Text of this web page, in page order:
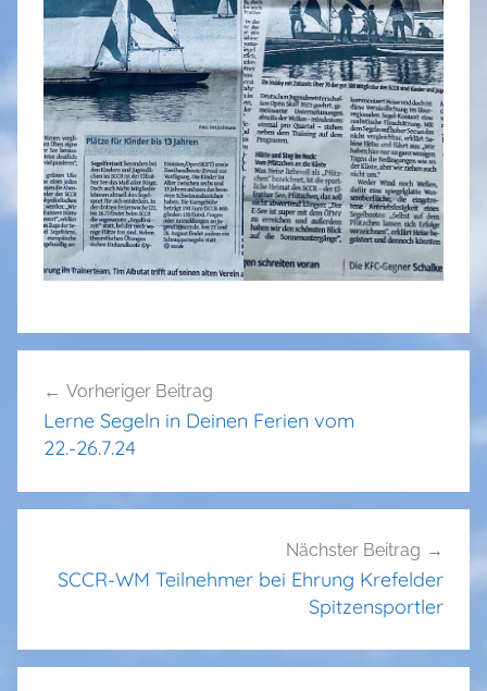
Vorheriger Beitrag
Lerne Segeln in Deinen Ferien vom
22.-26.7.24
Nächster Beitrag
SCCR-WM Teilnehmer bei Ehrung Krefelder
Spitzensportler